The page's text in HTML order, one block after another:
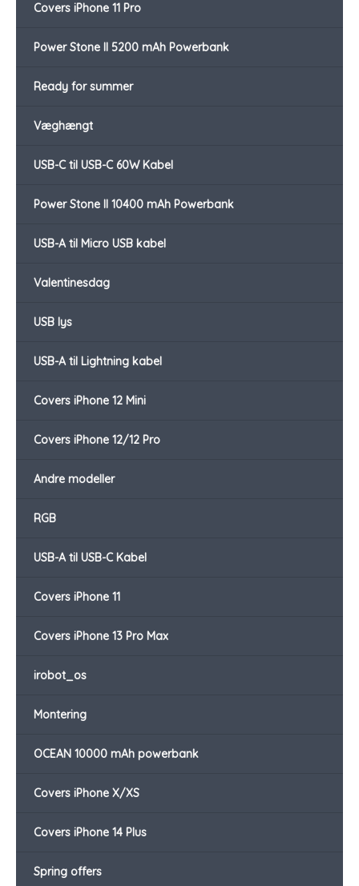
Covers iPhone 11 Pro
Power Stone II 5200 mAh Powerbank
Ready for summer
Væghængt
USB-C til USB-C 60W Kabel
Power Stone II 10400 mAh Powerbank
USB-A til Micro USB kabel
Valentinesdag
USB lys
USB-A til Lightning kabel
Covers iPhone 12 Mini
Covers iPhone 12/12 Pro
Andre modeller
RGB
USB-A til USB-C Kabel
Covers iPhone 11
Covers iPhone 13 Pro Max
irobot_os
Montering
OCEAN 10000 mAh powerbank
Covers iPhone X/XS
Covers iPhone 14 Plus
Spring offers